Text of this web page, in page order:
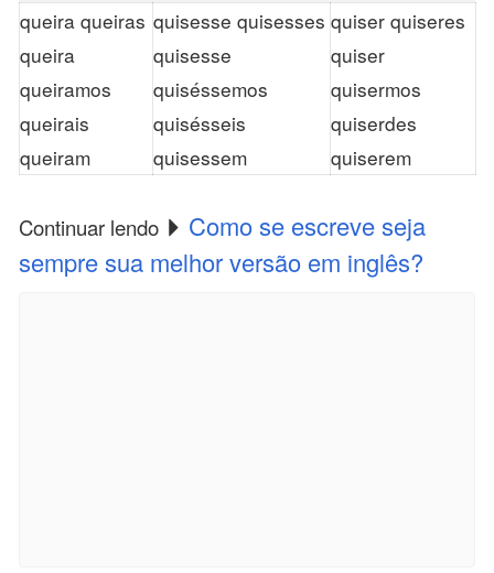
queira queiras
queira
queiramos
queirais
queiram
quisesse quisesses
quisesse
quiséssemos
quisésseis
quisessem
quiser quiseres
quiser
quisermos
quiserdes
quiserem
Continuar lendo
Como se escreve seja
sempre sua melhor versão em inglês?